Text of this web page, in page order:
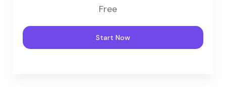
Free
Start Now